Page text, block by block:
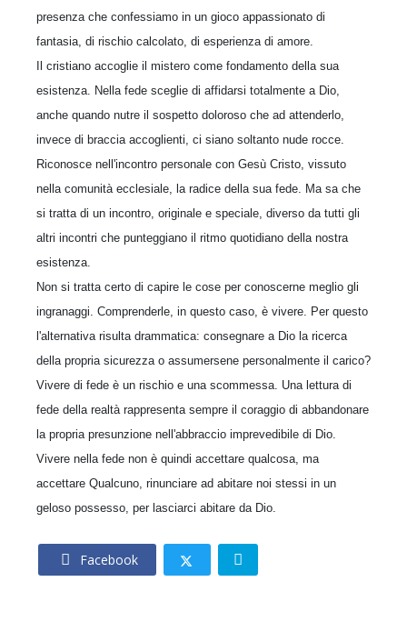
presenza che confessiamo in un gioco appassionato di
fantasia, di rischio calcolato, di esperienza di amore.
Il cristiano accoglie il mistero come fondamento della sua
esistenza. Nella fede sceglie di affidarsi totalmente a Dio,
anche quando nutre il sospetto doloroso che ad attenderlo,
invece di braccia accoglienti, ci siano soltanto nude rocce.
Riconosce nell'incontro personale con Gesù Cristo, vissuto
nella comunità ecclesiale, la radice della sua fede. Ma sa che
si tratta di un incontro, originale e speciale, diverso da tutti gli
altri incontri che punteggiano il ritmo quotidiano della nostra
esistenza.
Non si tratta certo di capire le cose per conoscerne meglio gli
ingranaggi. Comprenderle, in questo caso, è vivere. Per questo
l'alternativa risulta drammatica: consegnare a Dio la ricerca
della propria sicurezza o assumersene personalmente il carico?
Vivere di fede è un rischio e una scommessa. Una lettura di
fede della realtà rappresenta sempre il coraggio di abbandonare
la propria presunzione nell'abbraccio imprevedibile di Dio.
Vivere nella fede non è quindi accettare qualcosa, ma
accettare Qualcuno, rinunciare ad abitare noi stessi in un
geloso possesso, per lasciarci abitare da Dio.
Facebook